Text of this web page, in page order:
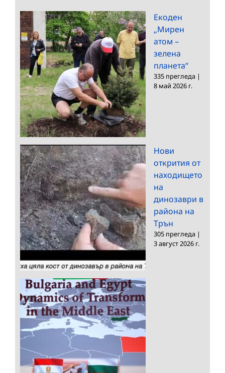
Екоден
„Мирен
атом –
зелена
планета“
335 прегледа |
8 май 2026 г.
Нови
открития от
находището
на
динозаври в
района на
Трън
305 прегледа |
3 август 2026 г.